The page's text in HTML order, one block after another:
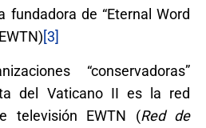
fundadora de “Eternal Word
[3]
“conservadoras”
del Vaticano II es la red
televisión EWTN (Red de